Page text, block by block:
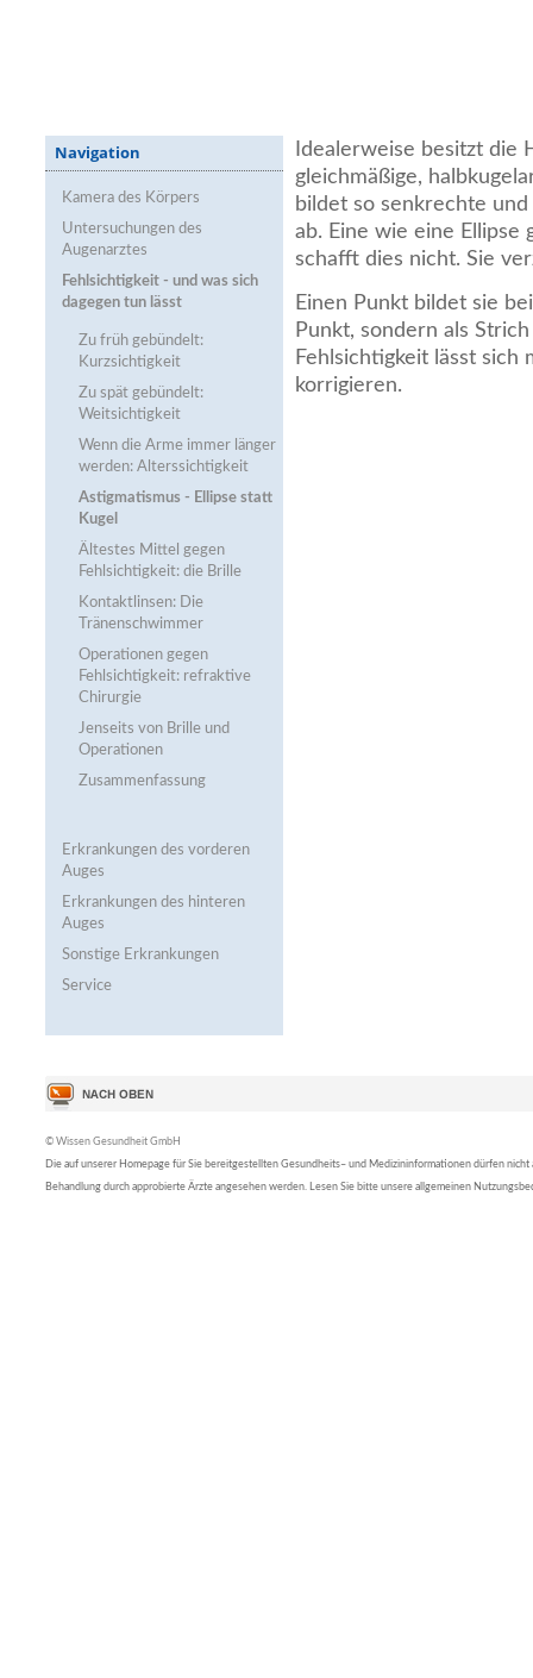
Navigation
Kamera des Körpers
Untersuchungen des
Augenarztes
Fehlsichtigkeit - und was sich
dagegen tun lässt
Zu früh gebündelt:
Kurzsichtigkeit
Zu spät gebündelt:
Weitsichtigkeit
Wenn die Arme immer länger
werden: Alterssichtigkeit
Astigmatismus - Ellipse statt
Kugel
Ältestes Mittel gegen
Fehlsichtigkeit: die Brille
Kontaktlinsen: Die
Tränenschwimmer
Operationen gegen
Fehlsichtigkeit: refraktive
Chirurgie
Jenseits von Brille und
Operationen
Zusammenfassung
Erkrankungen des vorderen
Auges
Erkrankungen des hinteren
Auges
Sonstige Erkrankungen
Service
Idealerweise besitzt die
gleichmäßige,
bildet so senkrechte
ab. Eine wie eine
schafft dies nicht. Sie
Einen Punkt bildet sie
Punkt, sondern als
Fehlsichtigkeit lässt sich
korrigieren.
© Wissen Gesundheit GmbH
Die auf unserer Homepage für Sie bereitgestellten Gesundheits– und Medizininformationen dürfen nicht
Behandlung durch approbierte Ärzte angesehen werden. Lesen Sie bitte unsere allgemeinen